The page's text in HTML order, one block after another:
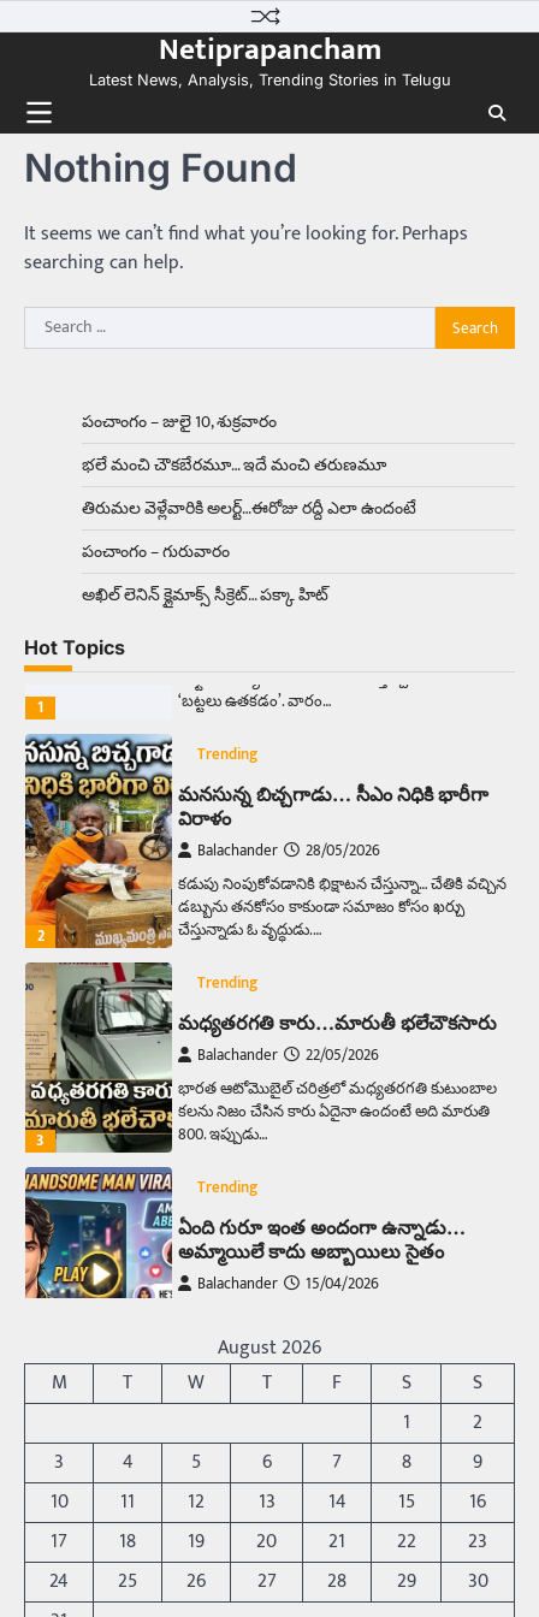
to
Netiprapancham
Latest News, Analysis, Trending Stories in Telugu
Nothing Found
It seems we can’t find what you’re looking for. Perhaps
searching can help.
Search
for:
పంచాంగం – జులై 10, శుక్రవారం
భలే మంచి చౌకబేరమూ… ఇదే మంచి తరుణమూ
తిరుమల వెళ్లేవారికి అలర్ట్‌…ఈరోజు రద్దీ ఎలా ఉందంటే
పంచాంగం – గురువారం
అఖిల్‌ లెనిన్ క్లైమాక్స్‌ సీక్రెట్‌… పక్కా హిట్‌
Hot Topics
కలను నిజం చేసిన కారు ఏదైనా ఉందంటే అది మారుతి
800. ఇప్పుడు…
4
Trending
ఏంది గురూ ఇంత అందంగా ఉన్నాడు…
అమ్మాయిలే కాదు అబ్బాయిలు సైతం
Balachander
అందమైన అమ్మాయిని పుత్తడి బొమ్మఅని లేదా బాపూ
బోమ్మ అని పిలుస్తాం. స్పెయిన్‌ అమ్మాయిలు చాలా
అందంగా ఉంటారనే నానుడి…
Balachander
ఉత్తర ప్రదేశ్‌లోని ఝాన్సీ జిల్లాలో ఒక వింతైన రోడ్డు
ప్రమాదం చోటుచేసుకుంది. ఝాన్సీ–కాన్పూర్ జాతీయ
రహదారిపై వేల సంఖ్యలో బీరు…
1
Trending
అక్కడ ఆదివారం బట్టలు ఉతికితే…జైలుకే
సాఫ్ట్‌వేర్ ఉద్యోగి వరకు అందరికీ గుర్తొచ్చే మొదటి పని
‘బట్టలు ఉతకడం’. వారం…
2
Trending
మనసున్న బిచ్చగాడు… సీఎం నిధికి భారీగా
విరాళం
Balachander 28/05/2026
కడుపు నింపుకోవడానికి భిక్షాటన చేస్తున్నా… చేతికి వచ్చిన
డబ్బును తనకోసం కాకుండా సమాజం కోసం ఖర్చు
చేస్తున్నాడు ఓ వృద్ధుడు.…
3
Trending
మధ్యతరగతి కారు…మారుతీ భలేచౌకసారు
Balachander 22/05/2026
భారత ఆటోమొబైల్ చరిత్రలో మధ్యతరగతి కుటుంబాల
కలను నిజం చేసిన కారు ఏదైనా ఉందంటే అది మారుతి
800. ఇప్పుడు…
4
Trending
ఏంది గురూ ఇంత అందంగా ఉన్నాడు…
అమ్మాయిలే కాదు అబ్బాయిలు సైతం
Balachander 15/04/2026
బోమ్మ అని పిలుస్తాం. స్పెయిన్‌ అమ్మాయిలు చాలా
అందంగా ఉంటారనే నానుడి…
5
రోడ్డుపై ఏరులై పారిన బీర్లు… ఘాటుతో
మండుతున్న నోర్లు
Balachander 15/04/2026
ఉత్తర ప్రదేశ్‌లోని ఝాన్సీ జిల్లాలో ఒక వింతైన రోడ్డు
ప్రమాదం చోటుచేసుకుంది. ఝాన్సీ–కాన్పూర్ జాతీయ
రహదారిపై వేల సంఖ్యలో బీరు…
August 2026
M
T W T F S
S
1
2
3
4 5 6 7 8
9
10
11 12 13 14 15
16
17
18 19 20 21 22
23
24
25 26 27 28 29
30